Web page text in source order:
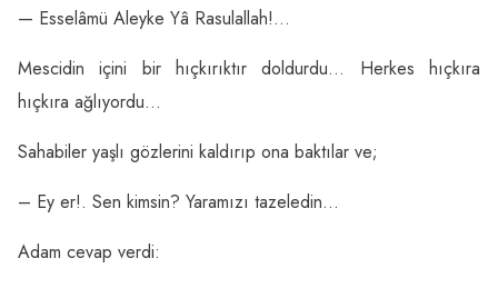
— Esselâmü Aleyke Yâ Rasulallah!…
Mescidin içini bir hıçkırıktır doldurdu… Herkes hıçkıra
hıçkıra ağlıyordu…
Sahabiler yaşlı gözlerini kaldırıp ona baktılar ve;
– Ey er!. Sen kimsin? Yaramızı tazeledin…
Adam cevap verdi: